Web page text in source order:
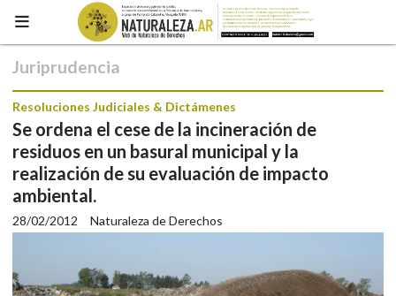
Juriprudencia
Se ordena el cese de la incineración de
residuos en un basural municipal y la
realización de su evaluación de impacto
ambiental.
Naturaleza de Derechos
Resoluciones Judiciales & Dictámenes
28/02/2012